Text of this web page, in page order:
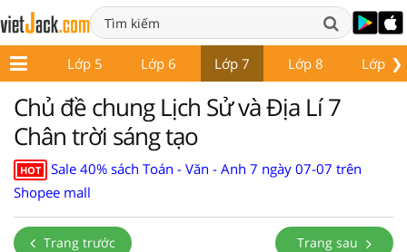
❯
4 Lớp 5 Lớp 6 Lớp 7 Lớp 8 Lớp 9
Chủ đề chung Lịch Sử và Địa Lí 7
Chân trời sáng tạo
HOT
Sale 40% sách Toán - Văn - Anh 7 ngày 07-07 trên
Shopee mall
Trang trước Trang sau